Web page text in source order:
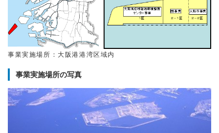
事業実施場所：大阪港港湾区域内
事業実施場所の写真